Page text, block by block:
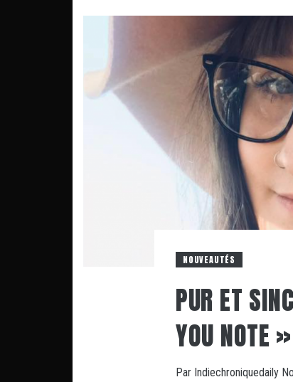
NOUVEAUTÉS
PUR ET
YOU NOTE
Par Indiechroniquedaily